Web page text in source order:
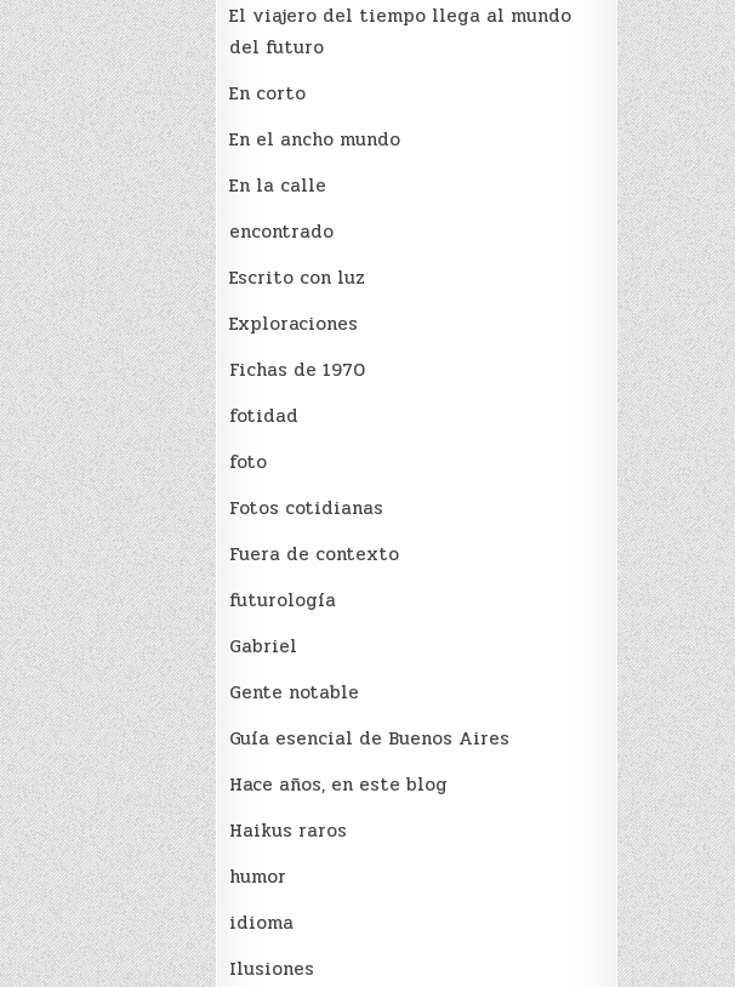
El viajero del tiempo llega al mundo
del futuro
En corto
En el ancho mundo
En la calle
encontrado
Escrito con luz
Exploraciones
Fichas de 1970
fotidad
foto
Fotos cotidianas
Fuera de contexto
futurología
Gabriel
Gente notable
Guía esencial de Buenos Aires
Hace años, en este blog
Haikus raros
humor
idioma
Ilusiones